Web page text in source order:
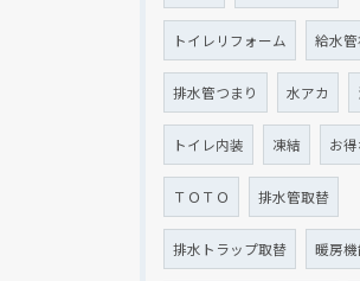
トイレリフォーム 給水
排水管つまり 水アカ
トイレ内装 凍結 お
ＴＯＴＯ 排水管取替
排水トラップ取替 暖房